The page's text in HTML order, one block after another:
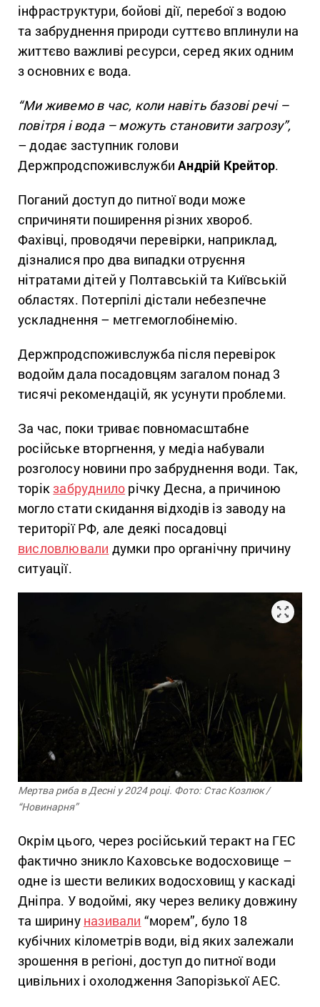
інфраструктури, бойові дії, перебої з водою
та забруднення природи суттєво вплинули на
життєво важливі ресурси, серед яких одним
з основних є вода.
“Ми живемо в час, коли навіть базові речі –
повітря і вода – можуть становити загрозу”,
– додає заступник голови
ДержпродспоживслужбиАндрій Крейтор.
Поганий доступ до питної води може
спричиняти поширення різних хвороб.
Фахівці, проводячи перевірки, наприклад,
дізналися про два випадки отруєння
нітратами дітей у Полтавській та Київській
областях. Потерпілі дістали небезпечне
ускладнення – метгемоглобінемію.
Держпродспоживслужба після перевірок
водойм дала посадовцям загалом понад 3
тисячі рекомендацій, як усунути проблеми.
За час, поки триває повномасштабне
російське вторгнення, у медіа набували
розголосу новини про забруднення води. Так,
торікзабруднило річку Десна, а причиною
могло стати скидання відходів із заводу на
території РФ, але деякі посадовці
висловлювали думки про органічну причину
ситуації.
Мертва риба в Десні у 2024 році. Фото: Стас Козлюк /
“Новинарня”
Окрім цього, через російський теракт на ГЕС
фактично зникло Каховське водосховище –
одне із шести великих водосховищ у каскаді
Дніпра. У водоймі, яку через велику довжину
та ширину називали “морем”, було 18
кубічних кілометрів води, від яких залежали
зрошення в регіоні, доступ до питної води
цивільних і охолодження Запорізької АЕС.